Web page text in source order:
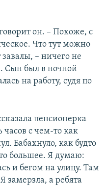
он. – Похоже, с
Что тут можно
завалы, – ничего не
Сын был в ночной
на работу, судя по
пенсионерка
с чем-то как
Бабахнуло, как будто
то большее. Я думаю:
и бегом на улицу. Там
замерзла, а ребята